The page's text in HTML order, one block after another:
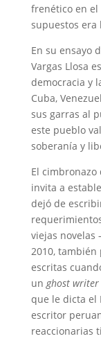
frenético en el
supuestos era
En su ensayo
Vargas Llosa
democracia y
Cuba,
sus garras al
este pueblo
soberanía y
El
invita a
dejó de
viejas novelas
2010,
escritas
un ghost writer
que le dicta el
escritor
reaccionarias